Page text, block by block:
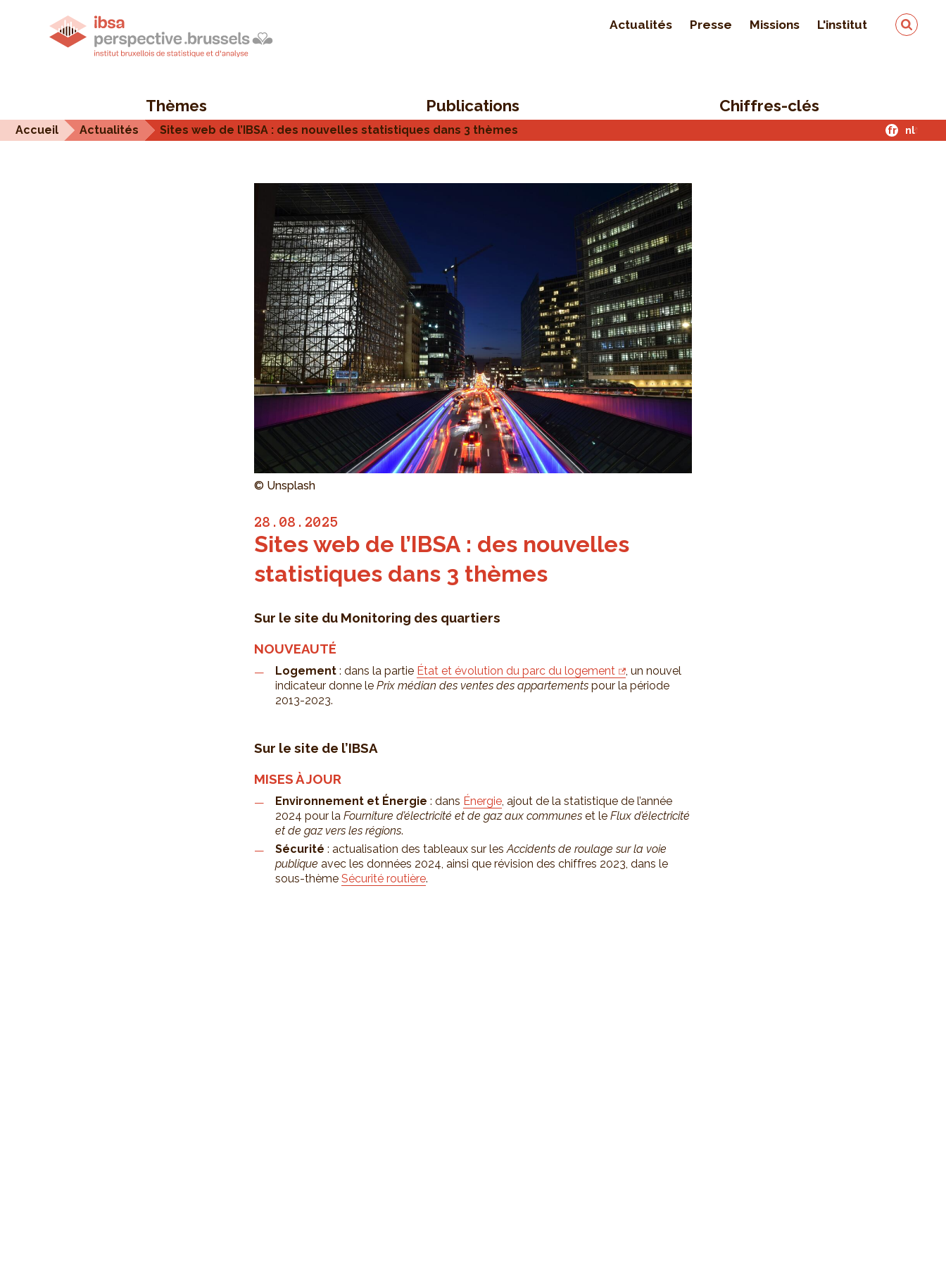
Actualités Presse Missions L'institut
Qualité & sécurité des
Thèmes Publications Chiffres-clés
Accueil Actualités Sites web de l’IBSA : des nouvelles statistiques dans 3 thèmes fr nl
© Unsplash
28.08.2025
Sites web de l’IBSA : des nouvelles
statistiques dans 3 thèmes
Sur le site du Monitoring des quartiers
NOUVEAUTÉ
Logement : dans la partie État et évolution du parc du logement
, un nouvel
indicateur donne le Prix médian des ventes des appartements pour la période
2013-2023.
Sur le site de l’IBSA
MISES À JOUR
Environnement et Énergie : dans Énergie, ajout de la statistique de l’année
2024 pour la Fourniture d’électricité et de gaz aux communes et le Flux d’électricité
et de gaz vers les régions.
Sécurité : actualisation des tableaux sur lesAccidents de roulage sur la voie
publique avec les données 2024, ainsi que révision des chiffres 2023, dans le
sous-thème Sécurité routière.